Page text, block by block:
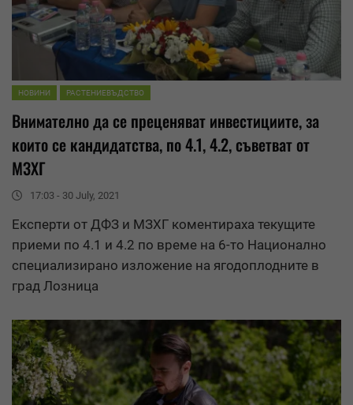
НОВИНИ РАСТЕНИЕВЪДСТВО
Внимателно да се преценяват инвестициите, за
които се кандидатства, по 4.1, 4.2, съветват от
МЗХГ
17:03 - 30 July, 2021
Експерти от ДФЗ и МЗХГ коментираха текущите
приеми по 4.1 и 4.2 по време на 6-то Национално
специализирано изложение на ягодоплодните в
град Лозница